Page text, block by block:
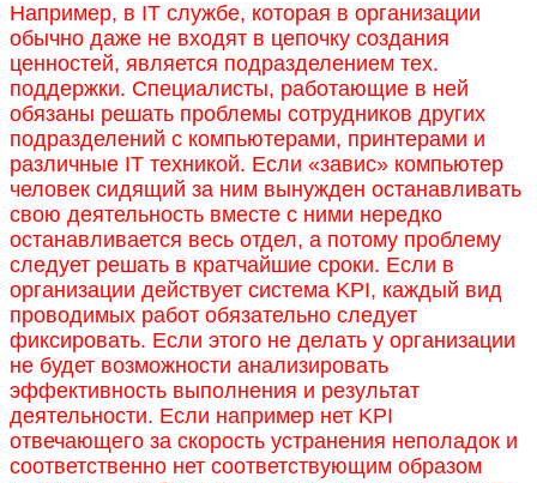
Например, в IT службе, которая в организации
обычно даже не входят в цепочку создания
ценностей, является подразделением тех.
поддержки. Специалисты, работающие в ней
обязаны решать проблемы сотрудников других
подразделений с компьютерами, принтерами и
различные IT техникой. Если «завис» компьютер
человек сидящий за ним вынужден останавливать
свою деятельность вместе с ними нередко
останавливается весь отдел, а потому проблему
следует решать в кратчайшие сроки. Если в
организации действует система KPI, каждый вид
проводимых работ обязательно следует
фиксировать. Если этого не делать у организации
не будет возможности анализировать
эффективность выполнения и результат
деятельности. Если например нет KPI
отвечающего за скорость устранения неполадок и
соответственно нет соответствующим образом